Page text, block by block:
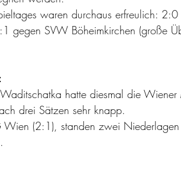
waren durchaus erfreulich:
gegen SVW Böheimkirchen (große
hatte diesmal die
drei Sätzen sehr knapp.
Wien (2:1), standen zwei